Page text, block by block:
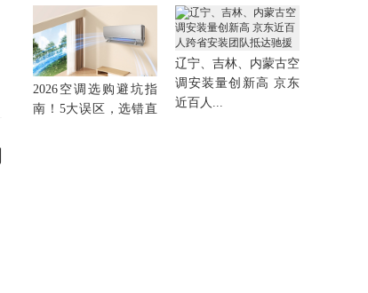
2026空调选购避坑指
南！5大误区，选错直
辽宁、吉林、内蒙古空
调安装量创新高 京东
近百人...